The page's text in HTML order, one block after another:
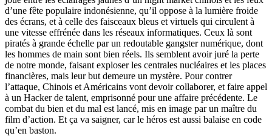
d’une fête populaire indonésienne, qu’il oppose à la lumière froide
des écrans, et à celle des faisceaux bleus et virtuels qui circulent à
une vitesse effrénée dans les réseaux informatiques. Ceux là sont
piratés à grande échelle par un redoutable gangster numérique, dont
les hommes de main sont bien réels. Ils semblent avoir juré la perte
de notre monde, faisant exploser les centrales nucléaires et les places
financières, mais leur but demeure un mystère. Pour contrer
l’attaque, Chinois et Américains vont devoir collaborer, et faire appel
à un Hacker de talent, emprisonné pour une affaire précédente. Le
combat du bien et du mal est lancé, mis en image par un maître du
film d’action. Et ça va saigner, car le héros est aussi balaise en code
qu’en baston.